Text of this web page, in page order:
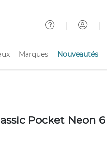
Marques Nouveautés
Pocket Neon 6